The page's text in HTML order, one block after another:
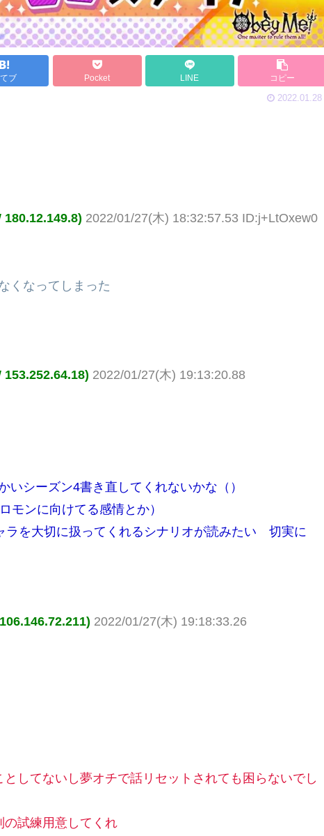
ブ Pocket LINE コピー
2022.01.28
180.12.149.8) 2022/01/27(木) 18:32:57.53 ID:j+LtOxew0
くなってしまった
153.252.64.18) 2022/01/27(木) 19:13:20.88
いシーズン4書き直してくれないかな（）
モンに向けてる感情とか）
ラを大切に扱ってくれるシナリオが読みたい 切実に
2022/01/27(木) 19:18:33.26
してないし夢オチで話リセットされても困らないでし
の試練用意してくれ